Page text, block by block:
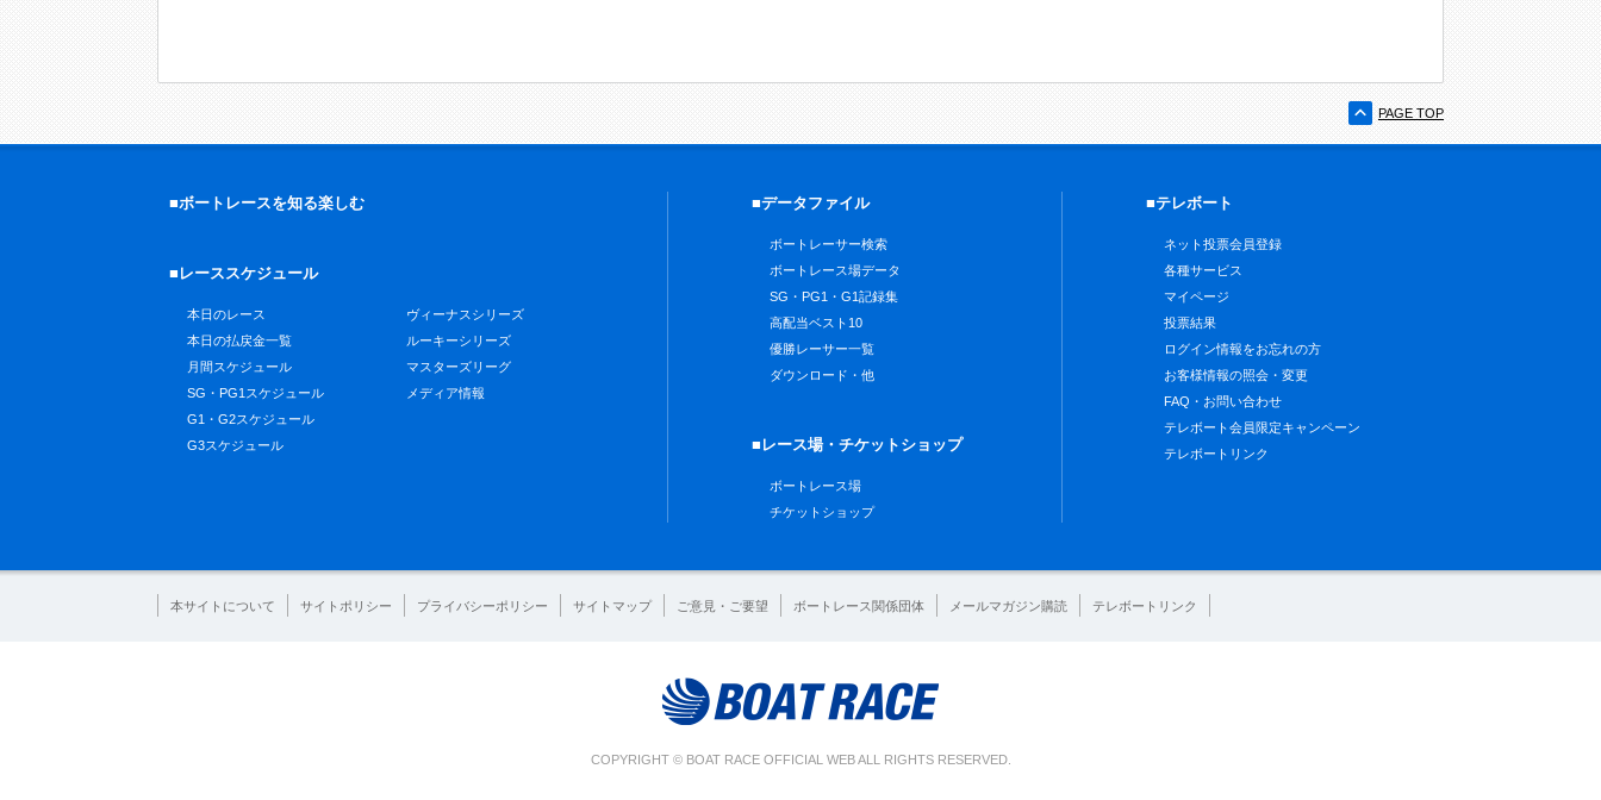
PAGE TOP
■ボートレースを知る楽しむ
■レーススケジュール
本日のレース
本日の払戻金一覧
月間スケジュール
SG・PG1スケジュール
G1・G2スケジュール
G3スケジュール
ヴィーナスシリーズ
ルーキーシリーズ
マスターズリーグ
メディア情報
■データファイル
ボートレーサー検索
ボートレース場データ
SG・PG1・G1記録集
高配当ベスト10
優勝レーサー一覧
ダウンロード・他
■レース場・チケットショップ
ボートレース場
チケットショップ
■テレボート
ネット投票会員登録
各種サービス
マイページ
投票結果
ログイン情報をお忘れの方
お客様情報の照会・変更
FAQ・お問い合わせ
テレボート会員限定キャンペーン
テレボートリンク
本サイトについて サイトポリシー プライバシーポリシー サイトマップ ご意見・ご要望 ボートレース関係団体 メールマガジン購読 テレボートリンク
COPYRIGHT © BOAT RACE OFFICIAL WEB ALL RIGHTS RESERVED.